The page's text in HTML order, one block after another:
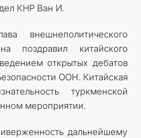
КНР Ван И.
внешнеполитического
поздравил китайского
открытых дебатов
ООН. Китайская
туркменской
мероприятии.
дальнейшему